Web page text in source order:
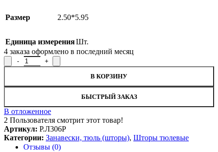
Размер 2.50*5.95
Единица измеренияШт.
4 заказа оформлено в последний месяц
Количество товара Штора Р.Л306Р, 250x595см
В КОРЗИНУ
БЫСТРЫЙ ЗАКАЗ
В отложенное
2 Пользователя смотрит этот товар!
Артикул: Р.Л306Р
Категории: Занавески, тюль (шторы), Шторы тюлевые
Отзывы (0)